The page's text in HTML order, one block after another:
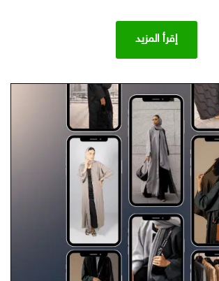
إقرأ المزيد